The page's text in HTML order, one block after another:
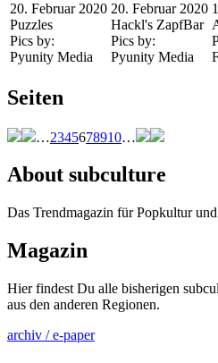
20. Februar 2020
Puzzles
Pics by:
Pyunity Media
20. Februar 2020
Hackl's ZapfBar
Pics by:
Pyunity Media
Seiten
…2345678910…
About subculture
Das Trendmagazin für Popkultur
Magazin
Hier findest Du alle bisherigen
aus den anderen Regionen.
archiv / e-paper